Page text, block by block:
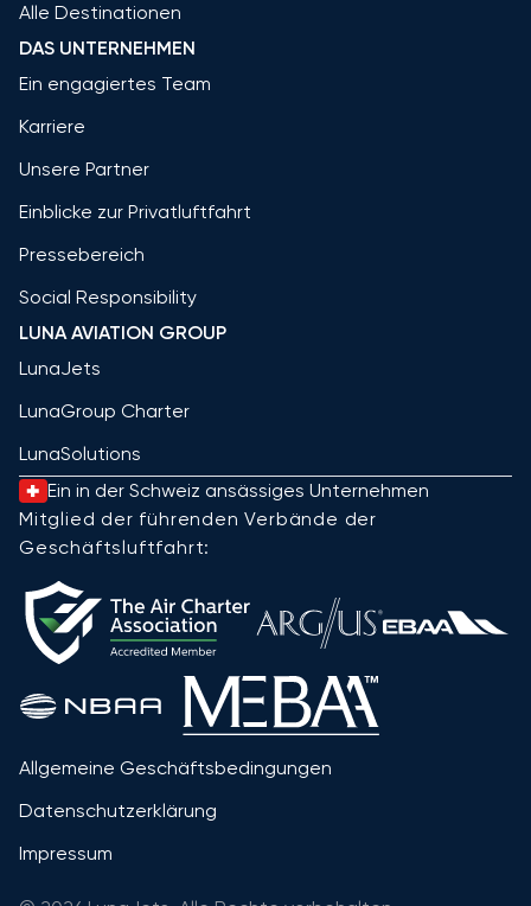
Alle Destinationen
DAS UNTERNEHMEN
Ein engagiertes Team
Karriere
Unsere Partner
Einblicke zur Privatluftfahrt
Pressebereich
Social Responsibility
LUNA AVIATION GROUP
LunaJets
LunaGroup Charter
LunaSolutions
Ein in der Schweiz ansässiges Unternehmen
Mitglied der führenden Verbände der
Geschäftsluftfahrt:
Allgemeine Geschäftsbedingungen
Datenschutzerklärung
Impressum